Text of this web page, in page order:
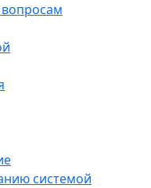
системой